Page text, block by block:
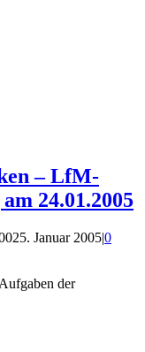
– LfM-
24.01.2005
25. Januar 2005|0
der